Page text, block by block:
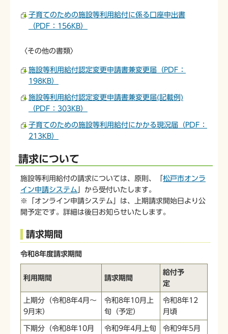
子育てのための施設等利用給付に係る口座申出書
（PDF：156KB）
〈その他の書類〉
施設等利用給付認定変更申請書兼変更届（PDF：
198KB）
施設等利用給付認定変更申請書兼変更届(記載例)
（PDF：303KB）
子育てのための施設等利用給付にかかる現況届（PDF：
213KB）
請求について
施設等利用給付の請求については、原則、「 松戸市オンラ
イン申請システム 」から受付いたします。
※「オンライン申請システム」は、上期請求開始日より公
開予定です。詳細は後日お知らせいたします。
請求期間
令和8年度請求期間
利用期間 請求期間
給付予
定
上期分（令和8年4月～
9月末）
令和8年10月上
旬（予定）
令和8年12
月頃
下期分（令和8年10月
令和9年4月上旬
令和9年5月